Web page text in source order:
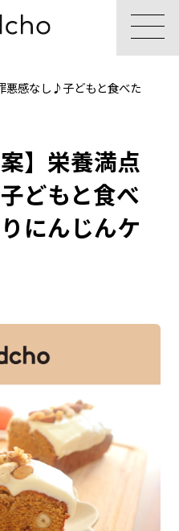
悪感なし♪子どもと食べた
】栄養満点
どもと食べ
にんじんケ